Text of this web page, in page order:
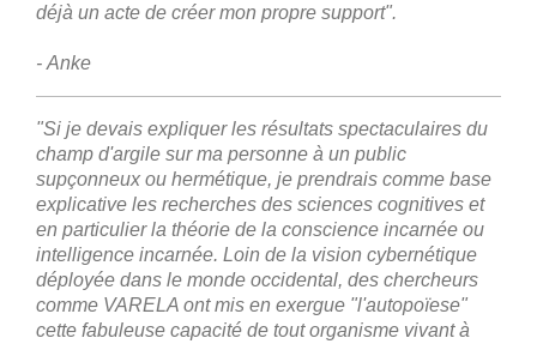
déjà un acte de créer mon propre support".
- Anke
"Si je devais expliquer les résultats spectaculaires du
champ d'argile sur ma personne à un public
supçonneux ou hermétique, je prendrais comme base
explicative les recherches des sciences cognitives et
en particulier la théorie de la conscience incarnée ou
intelligence incarnée. Loin de la vision cybernétique
déployée dans le monde occidental, des chercheurs
comme VARELA ont mis en exergue "l'autopoïese"
cette fabuleuse capacité de tout organisme vivant à